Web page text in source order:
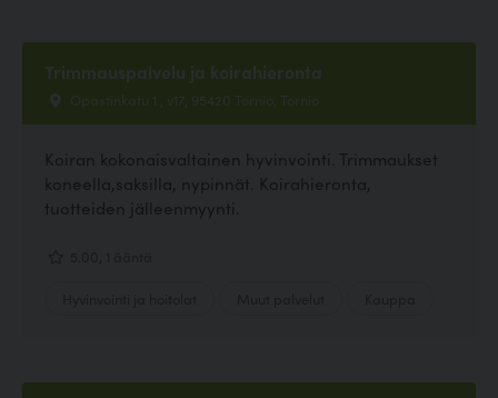
Trimmauspalvelu ja koirahieronta
Opastinkatu 1 , v17, 95420 Tornio, Tornio
Koiran kokonaisvaltainen hyvinvointi. Trimmaukset
koneella,saksilla, nypinnät. Koirahieronta,
tuotteiden jälleenmyynti.